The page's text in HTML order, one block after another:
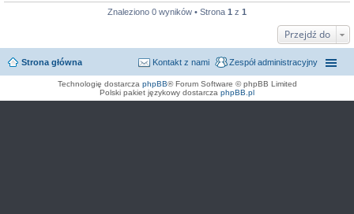
Znaleziono 0 wyników • Strona 1 z 1
Przejdź do
Strona główna Zespół administracyjny
Kontakt z nami
Technologię dostarcza phpBB® Forum Software © phpBB Limited
Polski pakiet językowy dostarcza phpBB.pl